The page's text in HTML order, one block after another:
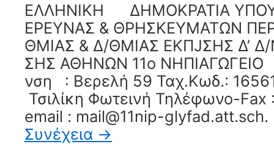
ΕΛΛΗΝΙΚΗ ΔΗΜΟΚΡΑΤΙΑ
ΕΡΕΥΝΑΣ & ΘΡΗΣΚΕΥΜΑΤΩΝ
ΘΜΙΑΣ & Δ/ΘΜΙΑΣ EΚΠJΣHΣ Δ’
ΣΗΣ ΑΘΗΝΩΝ 11o
νση : Βερελή 59 Ταχ.Κωδ.:
Τσιλίκη Φωτεινή Τηλέφωνο-
email : mail@11nip-
Συνέχεια →